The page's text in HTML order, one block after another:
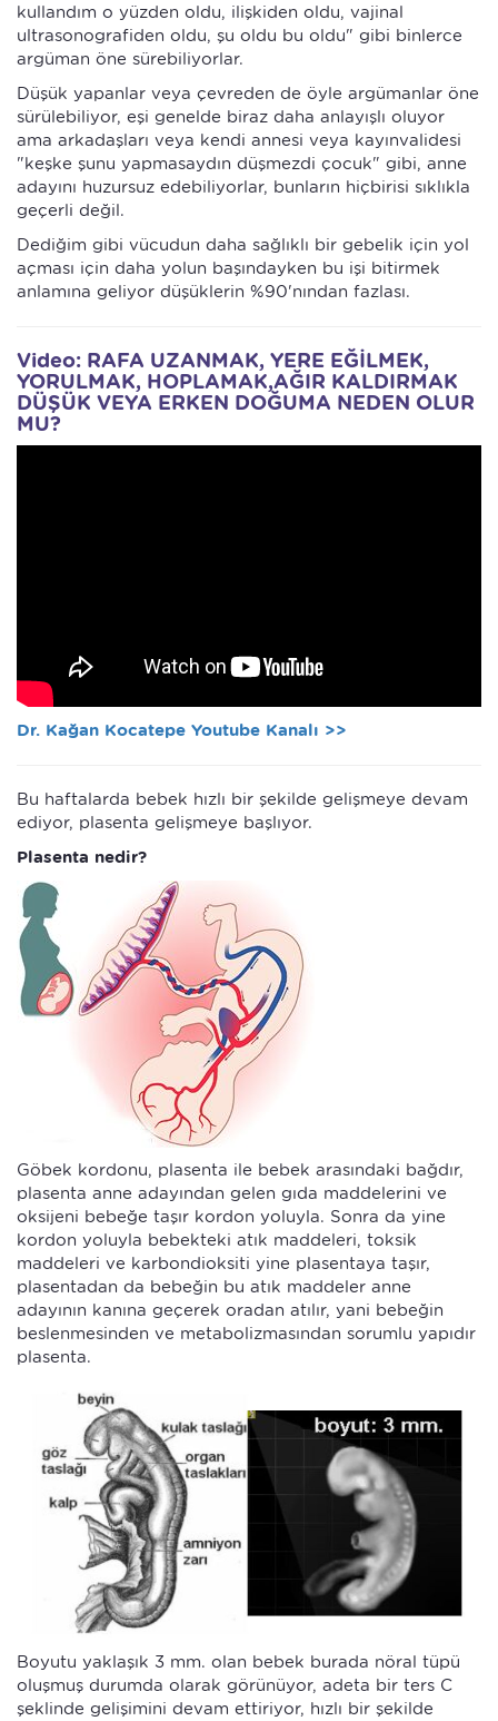
kullandım o yüzden oldu, ilişkiden oldu, vajinal
ultrasonografiden oldu, şu oldu bu oldu" gibi binlerce
argüman öne sürebiliyorlar.
Düşük yapanlar veya çevreden de öyle argümanlar öne
sürülebiliyor, eşi genelde biraz daha anlayışlı oluyor
ama arkadaşları veya kendi annesi veya kayınvalidesi
"keşke şunu yapmasaydın düşmezdi çocuk" gibi, anne
adayını huzursuz edebiliyorlar, bunların hiçbirisi sıklıkla
geçerli değil.
Dediğim gibi vücudun daha sağlıklı bir gebelik için yol
açması için daha yolun başındayken bu işi bitirmek
anlamına geliyor düşüklerin %90'nından fazlası.
Video: RAFA UZANMAK, YERE EĞİLMEK,
YORULMAK, HOPLAMAK,AĞIR KALDIRMAK
DÜŞÜK VEYA ERKEN DOĞUMA NEDEN OLUR
MU?
Dr. Kağan Kocatepe Youtube Kanalı >>
Bu haftalarda bebek hızlı bir şekilde gelişmeye devam
ediyor, plasenta gelişmeye başlıyor.
Plasenta nedir?
Göbek kordonu, plasenta ile bebek arasındaki bağdır,
plasenta anne adayından gelen gıda maddelerini ve
oksijeni bebeğe taşır kordon yoluyla. Sonra da yine
kordon yoluyla bebekteki atık maddeleri, toksik
maddeleri ve karbondioksiti yine plasentaya taşır,
plasentadan da bebeğin bu atık maddeler anne
adayının kanına geçerek oradan atılır, yani bebeğin
beslenmesinden ve metabolizmasından sorumlu yapıdır
plasenta.
Boyutu yaklaşık 3 mm. olan bebek burada nöral tüpü
oluşmuş durumda olarak görünüyor, adeta bir ters C
şeklinde gelişimini devam ettiriyor, hızlı bir şekilde